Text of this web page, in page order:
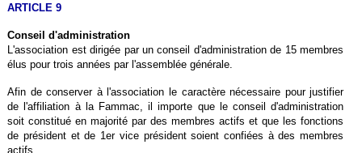
ARTICLE 9
Conseil d'administration
L'association est dirigée par un conseil d'administration de 15 membres
élus pour trois années par l'assemblée générale.
Afin de conserver à l'association le caractère nécessaire pour justifier
de l'affiliation à la Fammac, il importe que le conseil d'administration
soit constitué en majorité par des membres actifs et que les fonctions
de président et de 1er vice président soient confiées à des membres
actifs.